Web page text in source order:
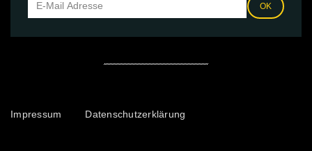
OK
Impressum Datenschutzerklärung